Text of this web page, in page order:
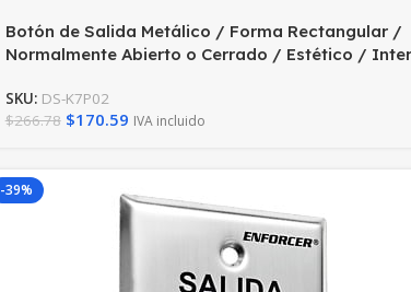
Botón de Salida Metálico / Forma Rectangular /
Normalmente Abierto o Cerrado / Estético /
SKU: DS-K7P02
$266.78 $170.59 IVA incluido
-39%